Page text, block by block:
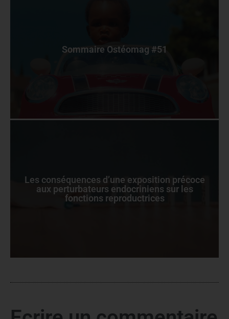
Sommaire Ostéomag #51
Les conséquences d’une exposition précoce
aux perturbateurs endocriniens sur les
fonctions reproductrices